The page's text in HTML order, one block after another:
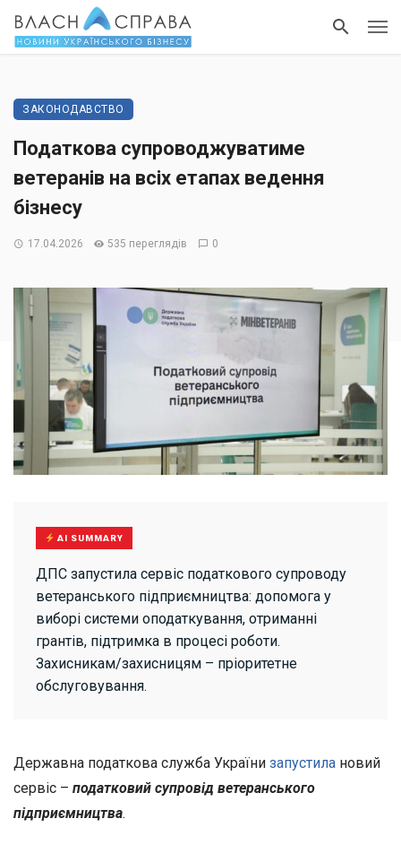
ЗАКОНОДАВСТВО
Податкова супроводжуватиме
ветеранів на всіх етапах ведення
бізнесу
17.04.2026 535 переглядів 0
AI SUMMARY
ДПС запустила сервіс податкового супроводу
ветеранського підприємництва: допомога у
виборі системи оподаткування, отриманні
грантів, підтримка в процесі роботи.
Захисникам/захисницям – пріоритетне
обслуговування.
Державна податкова служба України запустила новий
сервіс – податковий супровід ветеранського
підприємництва.